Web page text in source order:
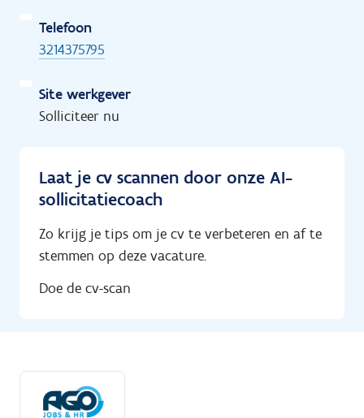
Telefoon
3214375795
Site werkgever
Solliciteer nu
Laat je cv scannen door onze AI-
sollicitatiecoach
Zo krijg je tips om je cv te verbeteren en af te
stemmen op deze vacature.
Doe de cv-scan